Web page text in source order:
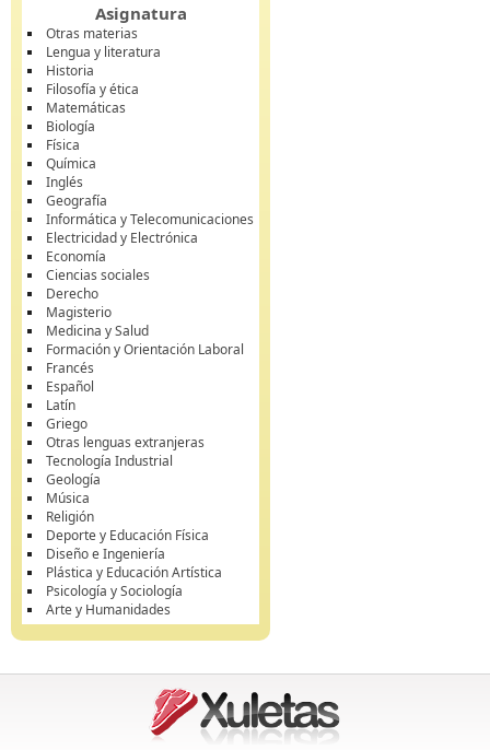
Asignatura
Otras materias
Lengua y literatura
Historia
Filosofía y ética
Matemáticas
Biología
Física
Química
Inglés
Geografía
Informática y Telecomunicaciones
Electricidad y Electrónica
Economía
Ciencias sociales
Derecho
Magisterio
Medicina y Salud
Formación y Orientación Laboral
Francés
Español
Latín
Griego
Otras lenguas extranjeras
Tecnología Industrial
Geología
Música
Religión
Deporte y Educación Física
Diseño e Ingeniería
Plástica y Educación Artística
Psicología y Sociología
Arte y Humanidades